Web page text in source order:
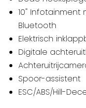
10" Infotainment
Bluetooth
Elektrisch
Digitale
Spoor-assistent
ESC/ABS/Hill-